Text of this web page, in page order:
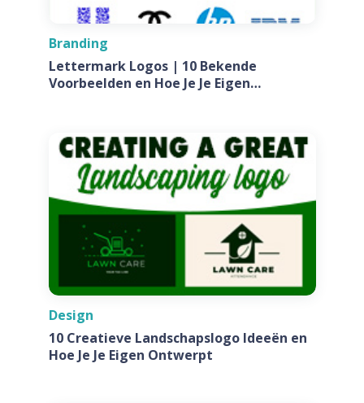
Branding
Lettermark Logos | 10 Bekende
Voorbeelden en Hoe Je Je Eigen
Design
10 Creatieve Landschapslogo Ideeën en
Hoe Je Je Eigen Ontwerpt